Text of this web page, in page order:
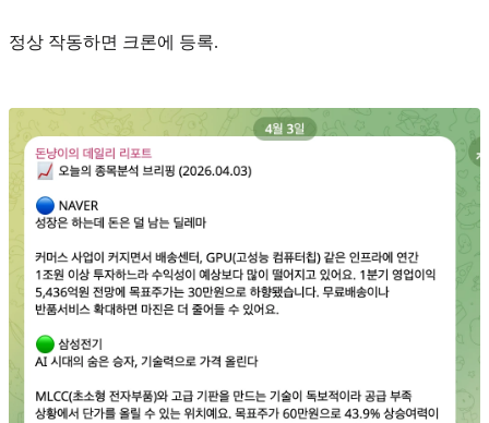
정상 작동하면 크론에 등록.